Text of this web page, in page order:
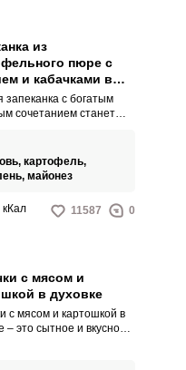
из
пюре с
и кабачками в
запеканка с богатым
сочетанием станет
а результат
картофель,
майонез
11587 0
с мясом и
в духовке
с мясом и картошкой в
– это сытное и вкусное